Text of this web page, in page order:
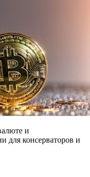
и
для консерваторов и